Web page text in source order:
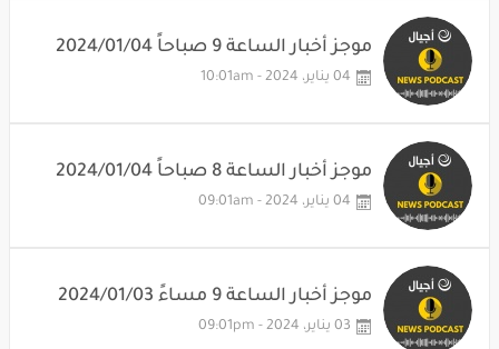
موجز أخبار الساعة 9 صباحاً 2024/01/04
04 يناير، 2024 - 10:01am
موجز أخبار الساعة 8 صباحاً 2024/01/04
04 يناير، 2024 - 09:01am
موجز أخبار الساعة 9 مساءً 2024/01/03
03 يناير، 2024 - 09:01pm